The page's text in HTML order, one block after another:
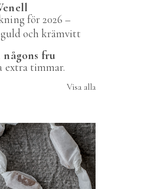
för 2026 –
och krämvitt
fru
timmar.
Visa alla